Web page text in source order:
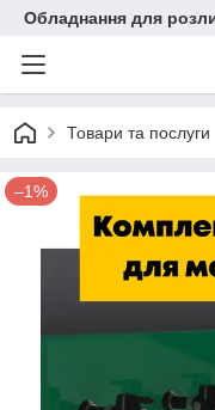
Обладнання для
Товари та послуги
–1%